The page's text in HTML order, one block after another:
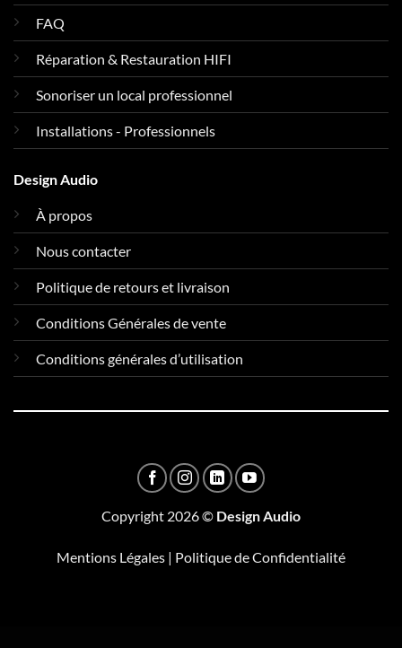
FAQ
Réparation & Restauration HIFI
Sonoriser un local professionnel
Installations - Professionnels
Design Audio
À propos
Nous contacter
Politique de retours et livraison
Conditions Générales de vente
Conditions générales d’utilisation
Copyright 2026 © Design Audio
Mentions Légales | Politique de Confidentialité